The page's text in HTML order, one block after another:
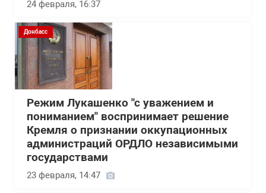
24 февраля, 16:37
Донбасс
Режим Лукашенко "с уважением и
пониманием" воспринимает решение
Кремля о признании оккупационных
администраций ОРДЛО независимыми
государствами
23 февраля, 14:47